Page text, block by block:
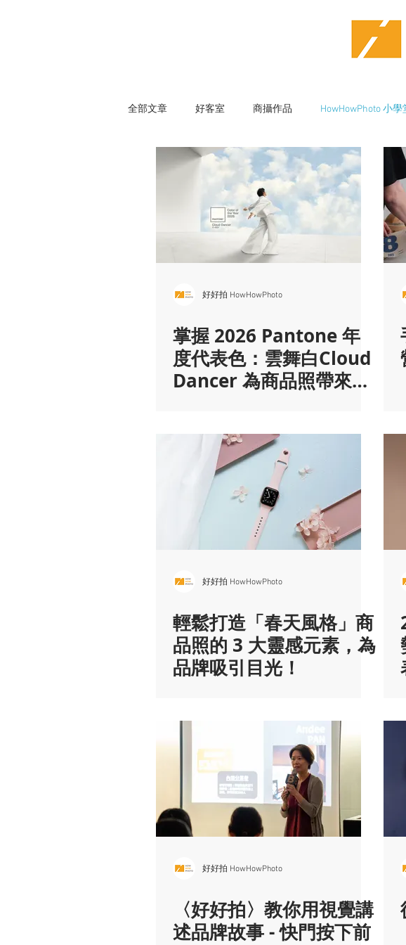
全部文章 好客室 商攝作品 HowHowPhoto 小學
好好拍 HowHowPhoto
掌握 2026 Pantone 年
度代表色：雲舞白Cloud
Dancer 為商品照帶來的
好好拍 HowHowPhoto
輕鬆打造「春天風格」商
品照的 3 大靈感元素，為
品牌吸引目光！
好好拍 HowHowPhoto
〈好好拍〉教你用視覺講
述品牌故事 - 快門按下前